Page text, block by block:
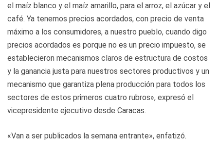
el maíz blanco y el maíz amarillo, para el arroz, el azúcar y el
café. Ya tenemos precios acordados, con precio de venta
máximo a los consumidores, a nuestro pueblo, cuando digo
precios acordados es porque no es un precio impuesto, se
establecieron mecanismos claros de estructura de costos
y la ganancia justa para nuestros sectores productivos y un
mecanismo que garantiza plena producción para todos los
sectores de estos primeros cuatro rubros», expresó el
vicepresidente ejecutivo desde Caracas.
«Van a ser publicados la semana entrante», enfatizó.